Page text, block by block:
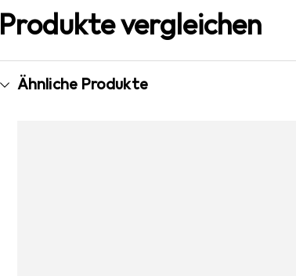
Produkte vergleichen
Ähnliche Produkte